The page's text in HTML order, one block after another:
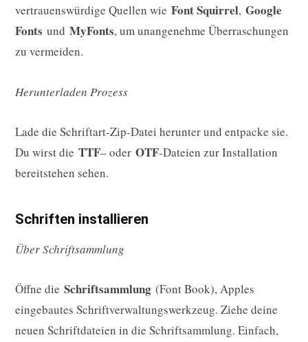
vertrauenswürdige Quellen wie Font Squirrel, Google
Fonts und MyFonts, um unangenehme Überraschungen
zu vermeiden.
Herunterladen Prozess
Lade die Schriftart-Zip-Datei herunter und entpacke sie.
Du wirst die TTF– oder OTF-Dateien zur Installation
bereitstehen sehen.
Schriften installieren
Über Schriftsammlung
Öffne die Schriftsammlung (Font Book), Apples
eingebautes Schriftverwaltungswerkzeug. Ziehe deine
neuen Schriftdateien in die Schriftsammlung. Einfach,